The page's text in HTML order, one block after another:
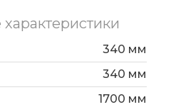
340 мм
340 мм
1700 мм